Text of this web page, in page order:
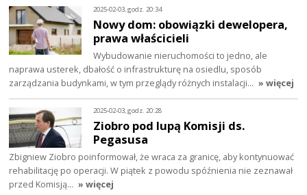
2025-02-03, godz. 20:34
Nowy dom: obowiązki dewelopera,
prawa właścicieli
Wybudowanie nieruchomości to jedno, ale
naprawa usterek, dbałość o infrastrukturę na osiedlu, sposób
zarządzania budynkami, w tym przeglądy różnych instalacji… » więcej
2025-02-03, godz. 20:28
Ziobro pod lupą Komisji ds.
Pegasusa
Zbigniew Ziobro poinformował, że wraca za granicę, aby kontynuować
rehabilitację po operacji. W piątek z powodu spóźnienia nie zeznawał
przed Komisją… » więcej